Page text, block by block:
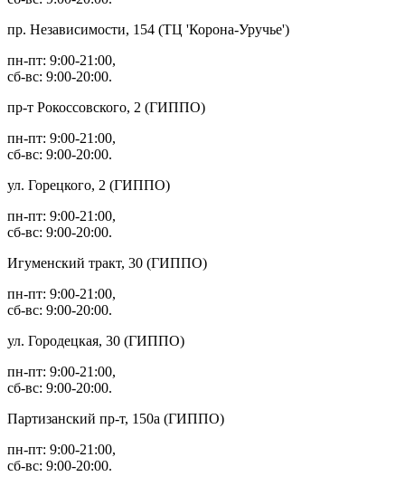
пр. Независимости, 154 (ТЦ 'Корона-Уручье')
пн-пт: 9:00-21:00,
сб-вс: 9:00-20:00.
пр-т Рокоссовского, 2 (ГИППО)
пн-пт: 9:00-21:00,
сб-вс: 9:00-20:00.
ул. Горецкого, 2 (ГИППО)
пн-пт: 9:00-21:00,
сб-вс: 9:00-20:00.
Игуменский тракт, 30 (ГИППО)
пн-пт: 9:00-21:00,
сб-вс: 9:00-20:00.
ул. Городецкая, 30 (ГИППО)
пн-пт: 9:00-21:00,
сб-вс: 9:00-20:00.
Партизанский пр-т, 150а (ГИППО)
пн-пт: 9:00-21:00,
сб-вс: 9:00-20:00.